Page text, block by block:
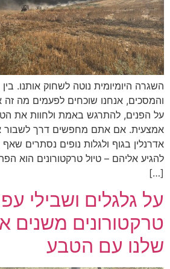
השגרה היומיומית נוטה לשחוק אותנו.
והמסכים, אנחנו שוכחים לפעמים מה
על הפנים, להתרגש באמת ולחוות את
אמצעית. אם אתם מחפשים דרך לשבור
אדרנלין בגוף ולגלות נופים נסתרים
להגיע אליהם – טיול טרקטורונים הוא
[…]
על גלגלים ושבילי
טרקטורונים
שלנו עם הטבע